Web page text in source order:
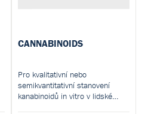
CANNABINOIDS
Pro kvalitativní nebo
semikvantitativní stanovení
kanabinoidů in vitro v lidské